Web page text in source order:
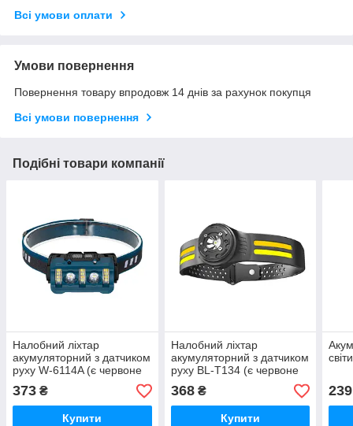
Всі умови оплати
Умови повернення
Повернення товару впродовж 14 днів за рахунок покупця
Всі умови повернення
Подібні товари компанії
Налобний ліхтар
акумуляторний з датчиком
руху W-6114A (є червоне
світло)
373 ₴
Купити
Налобний ліхтар
акумуляторний з датчиком
руху BL-T134 (є червоне
світло)
368₴
Купити
239